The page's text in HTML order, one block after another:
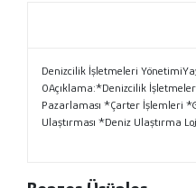
Denizcilik İşletmeleri
0Açıklama:*Denizcilik
Pazarlaması *Çarter İşlemleri
Ulaştırması *Deniz Ulaştırma